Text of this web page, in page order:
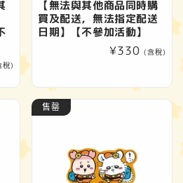
稅)
【無法與其他商品同時購
買及配送，無法指定配送
日期】【不參加活動】
定
¥330 (含稅)
售罄